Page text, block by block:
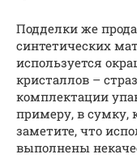
Подделки же
синтетических
используется
кристаллов –
комплектации
примеру, в сумку,
заметите, что
выполнены